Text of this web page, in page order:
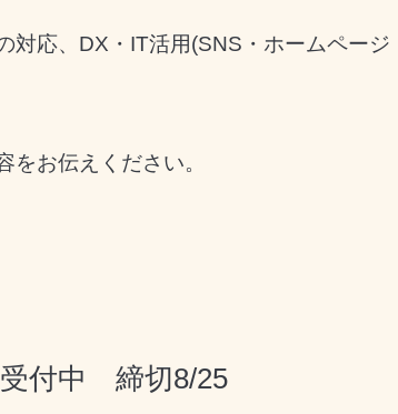
対応、 DX・IT活用(SNS・ホームペー
お伝えください。
受付中 締切8/25